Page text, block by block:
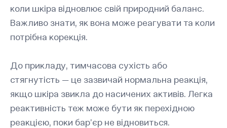
коли шкіра відновлює свій природний баланс.
Важливо знати, як вона може реагувати та коли
потрібна корекція.
До прикладу, тимчасова сухість або
стягнутість — це зазвичай нормальна реакція,
якщо шкіра звикла до насичених активів. Легка
реактивність теж може бути як перехідною
реакцією, поки бар’єр не відновиться.